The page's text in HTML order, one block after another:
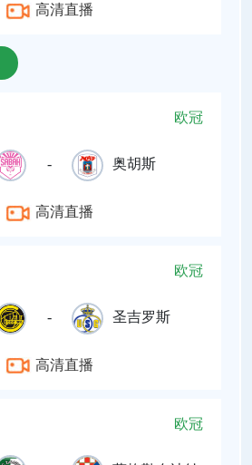
高清直播
欧冠
- 奥胡斯
高清直播
欧冠
- 圣吉罗斯
高清直播
欧冠